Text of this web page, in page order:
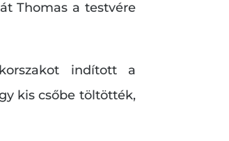
Thomas a testvére
indított a
kis csőbe töltötték,